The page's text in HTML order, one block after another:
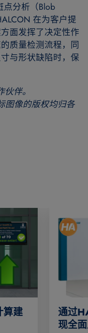
点分析（Blob
在为客户提
面发挥了决定性作
质量检测流程，同
与形状缺陷时，保
伙伴。
图像的版权均归各
算建
通过
现全